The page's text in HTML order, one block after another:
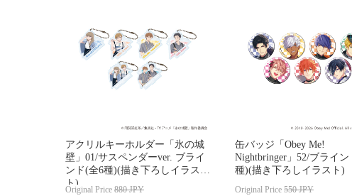
アクリルキーホルダー「氷の城
壁」01/サスペンダーver. ブライ
ンド(全6種)(描き下ろしイラス
ト)
Original Price 880JPY
缶バッジ「Obey Me!
Nightbringer」52/ブライン
種)(描き下ろしイラスト)
Original Price 550JPY